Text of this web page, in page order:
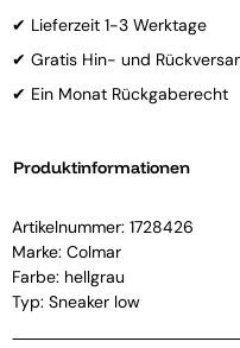
✔ Lieferzeit 1-3 Werktage
✔ Gratis Hin- und
✔ Ein Monat Rückgaberecht
Produktinformationen
Artikelnummer: 1728426
Marke: Colmar
Farbe: hellgrau
Typ: Sneaker low